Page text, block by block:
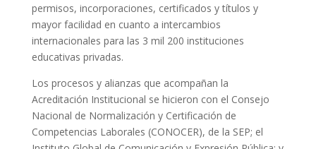
permisos, incorporaciones, certificados y títulos y
mayor facilidad en cuanto a intercambios
internacionales para las 3 mil 200 instituciones
educativas privadas.
Los procesos y alianzas que acompañan la
Acreditación Institucional se hicieron con el Consejo
Nacional de Normalización y Certificación de
Competencias Laborales (CONOCER), de la SEP; el